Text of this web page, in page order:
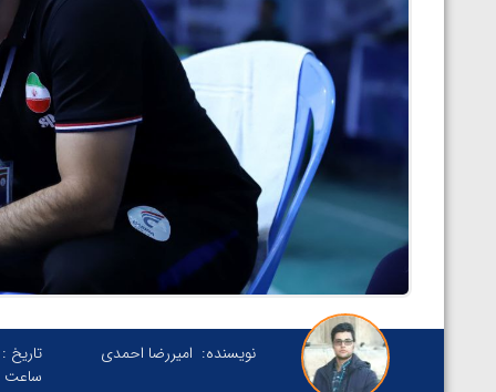
نویسنده: امیررضا احمدی تاریخ :
ساعت